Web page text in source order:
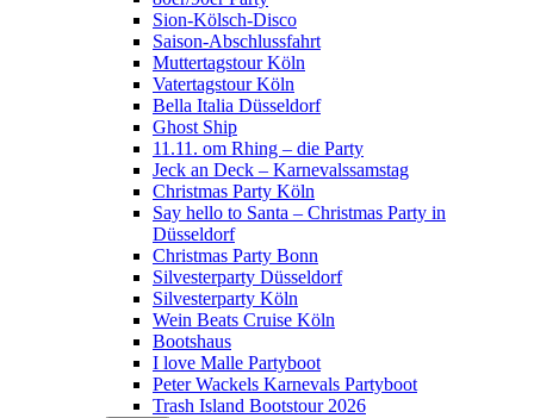
Sion-Kölsch-Disco
Saison-Abschlussfahrt
Muttertagstour Köln
Vatertagstour Köln
Bella Italia Düsseldorf
Ghost Ship
11.11. om Rhing – die Party
Jeck an Deck – Karnevalssamstag
Christmas Party Köln
Say hello to Santa – Christmas Party in
Düsseldorf
Christmas Party Bonn
Silvesterparty Düsseldorf
Silvesterparty Köln
Wein Beats Cruise Köln
Bootshaus
I love Malle Partyboot
Peter Wackels Karnevals Partyboot
Trash Island Bootstour 2026